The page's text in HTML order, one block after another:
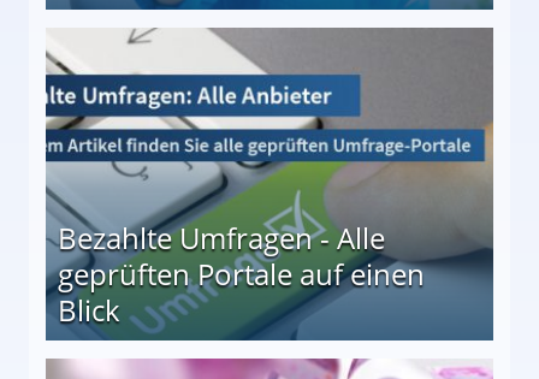
Bezahlte Umfragen - Alle
geprüften Portale auf einen
Blick
auf einen Blick